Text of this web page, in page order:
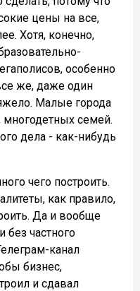
цены на все,
Хотя, конечно,
особенно
же, даже один
Малые города
семей.
дела - как-нибудь
чего построить.
как правило,
Да и вообще
без частного
канал
бизнес,
и сдавал